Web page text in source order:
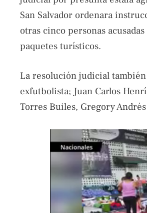
San Salvador ordenara
otras cinco personas
paquetes turísticos.
La resolución judicial
exfutbolista; Juan Carlos
Torres Builes, Gregory